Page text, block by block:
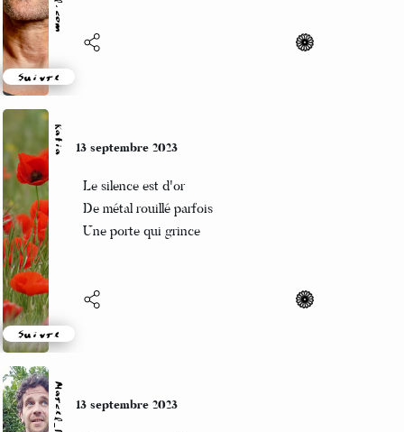
Suivre
Marcel_FREEDOM
Suivre
11 septembre 2023
Nouvelles lumières
Nouveaux nous, vos, nos, vous
Autre paysage
Mary 11 septembre 2023